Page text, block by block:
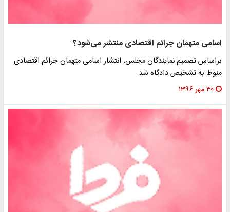
اسامی متهمان جرائم اقتصادی منتشر می‌شود؟
براساس تصمیم نمایندگان مجلس، انتشار اسامی متهمان جرائم اقتصادی
منوط به تشخیص دادگاه شد.
۳۰ مهر ۱۳۹۶